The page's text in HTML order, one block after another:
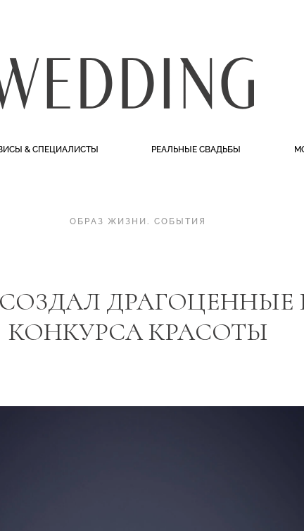
& СПЕЦИАЛИСТЫ РЕАЛЬНЫЕ СВАДЬБЫ
ОБРАЗ ЖИЗНИ . СОБЫТИЯ
СОЗДАЛ
КОНКУРСА КРАСОТЫ